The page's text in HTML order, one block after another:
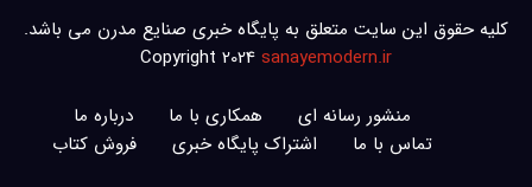
کلیه حقوق این سایت متعلق به پایگاه خبری صنایع مدرن می باشد.
Copyright 2024 sanayemodern.ir
منشور رسانه ای همکاری با ما
درباره ما
تماس با ما
اشتراک پایگاه خبری فروش کتاب